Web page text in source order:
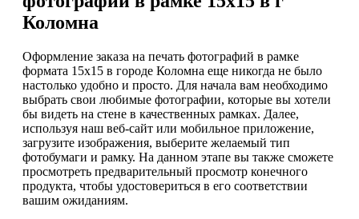
Коломна
Оформление заказа на печать фотографий в рамке
формата 15х15 в городе Коломна еще никогда не было
настолько удобно и просто. Для начала вам необходимо
выбрать свои любимые фотографии, которые вы хотели
бы видеть на стене в качественных рамках. Далее,
используя наш веб-сайт или мобильное приложение,
загрузите изображения, выберите желаемый тип
фотобумаги и рамку. На данном этапе вы также сможете
просмотреть предварительный просмотр конечного
продукта, чтобы удостовериться в его соответствии
вашим ожиданиям.